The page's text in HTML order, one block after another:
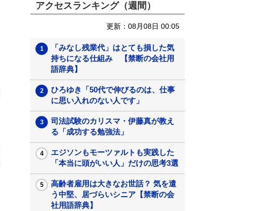
アクセスランキング（週間）
更新：08月08日 00:05
「みなし残業代」はとても損した気
持ちになる仕組み 【禁断の会社用
語辞典】
ひろゆき「50代で伸びるのは、仕事
に思い入れのない人です」
司法試験のカリスマ・伊藤真が教え
る「成功する勉強法」
エジソンもモーツァルトも実践した
「本当に頭がいい人」だけの思考3選
高齢者雇用は大きなお世話？ 気を遣
う中堅、居づらいシニア【禁断の会
社用語辞典】